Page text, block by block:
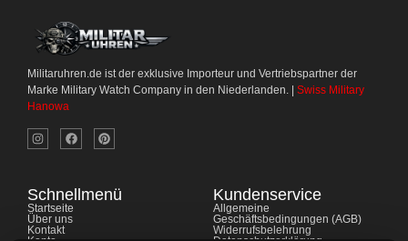
Militaruhren.de ist der exklusive Importeur und Vertriebspartner der
Marke Military Watch Company in den Niederlanden. | Swiss Military
Hanowa
Schnellmenü
Startseite
Über uns
Kontakt
Kundenservice
Allgemeine
Geschäftsbedingungen (AGB)
Widerrufsbelehrung